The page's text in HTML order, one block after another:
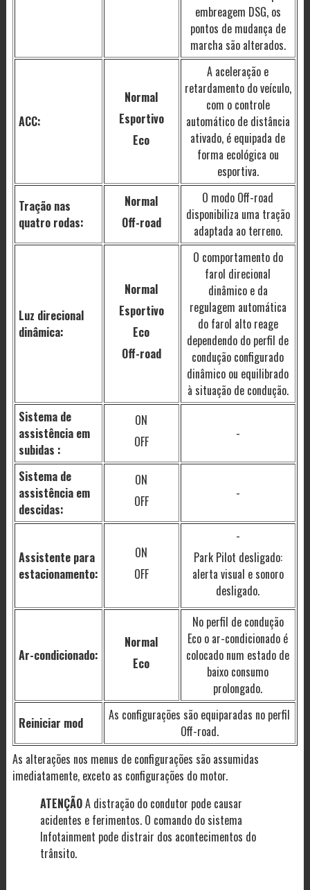
embreagem DSG, os
pontos de mudança de
marcha são alterados.
ACC:
Normal
Esportivo
Eco
A aceleração e
retardamento do veículo,
com o controle
automático de distância
ativado, é equipada de
forma ecológica ou
esportiva.
Tração nas
quatro rodas:
Normal
Off-road
O modo Off-road
disponibiliza uma tração
adaptada ao terreno.
Luz direcional
dinâmica:
Normal
Esportivo
Eco
Off-road
O comportamento do
farol direcional
dinâmico e da
regulagem automática
do farol alto reage
dependendo do perfil de
condução configurado
dinâmico ou equilibrado
à situação de condução.
Sistema de
assistência em
subidas :
ON
OFF
-
Sistema de
assistência em
descidas:
ON
OFF
-
Assistente para
estacionamento:
ON
OFF
-
Park Pilot desligado:
alerta visual e sonoro
desligado.
Ar-condicionado:
Normal
Eco
No perfil de condução
Eco o ar-condicionado é
colocado num estado de
baixo consumo
prolongado.
Reiniciar mod
As configurações são equiparadas no perfil
Off-road.
As alterações nos menus de configurações são assumidas
imediatamente, exceto as configurações do motor.
ATENÇÃOA distração do condutor pode causar
acidentes e ferimentos. O comando do sistema
Infotainment pode distrair dos acontecimentos do
trânsito.